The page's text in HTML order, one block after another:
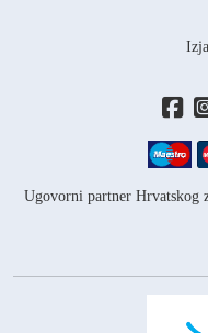
Ugovorni partner Hrvatskog